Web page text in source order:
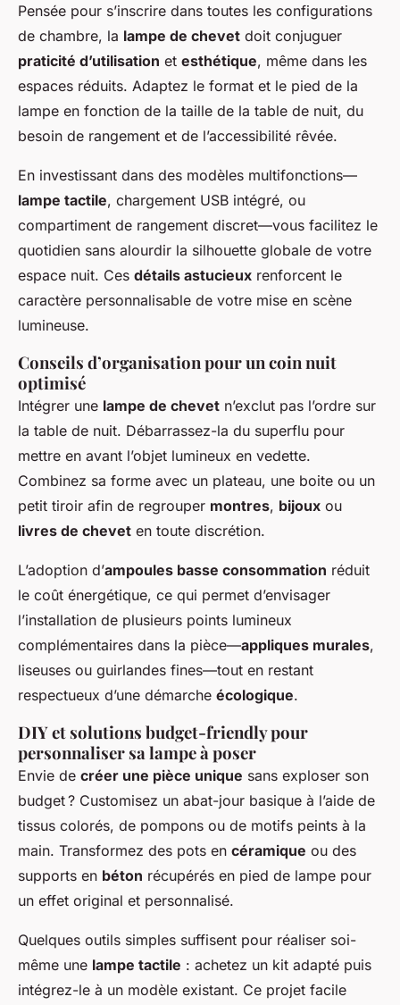
Pensée pour s’inscrire dans toutes les configurations
de chambre, la lampe de chevet doit conjuguer
praticité d’utilisation et esthétique, même dans les
espaces réduits. Adaptez le format et le pied de la
lampe en fonction de la taille de la table de nuit, du
besoin de rangement et de l’accessibilité rêvée.
En investissant dans des modèles multifonctions—
lampe tactile, chargement USB intégré, ou
compartiment de rangement discret—vous facilitez le
quotidien sans alourdir la silhouette globale de votre
espace nuit. Ces détails astucieux renforcent le
caractère personnalisable de votre mise en scène
lumineuse.
Conseils d’organisation pour un coin nuit
optimisé
Intégrer une lampe de chevet n’exclut pas l’ordre sur
la table de nuit. Débarrassez-la du superflu pour
mettre en avant l’objet lumineux en vedette.
Combinez sa forme avec un plateau, une boite ou un
petit tiroir afin de regrouper montres, bijoux ou
livres de chevet en toute discrétion.
L’adoption d’ampoules basse consommation réduit
le coût énergétique, ce qui permet d’envisager
l’installation de plusieurs points lumineux
complémentaires dans la pièce—appliques murales,
liseuses ou guirlandes fines—tout en restant
respectueux d’une démarche écologique.
DIY et solutions budget-friendly pour
personnaliser sa lampe à poser
Envie de créer une pièce unique sans exploser son
budget ? Customisez un abat-jour basique à l’aide de
tissus colorés, de pompons ou de motifs peints à la
main. Transformez des pots en céramique ou des
supports en béton récupérés en pied de lampe pour
un effet original et personnalisé.
Quelques outils simples suffisent pour réaliser soi-
même une lampe tactile : achetez un kit adapté puis
intégrez-le à un modèle existant. Ce projet facile